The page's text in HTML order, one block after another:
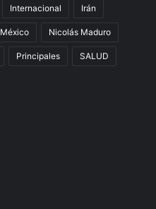
Internacional Irán
México Nicolás Maduro
Principales SALUD